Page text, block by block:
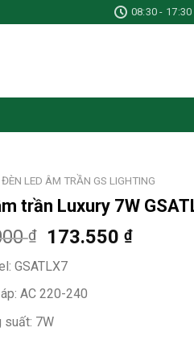
08:30 - 17:30
ĐÈN LED ÂM TRẦN GS LIGHTING
trần Luxury 7W
₫ 173.550 ₫
GSATLX7
AC 220-240
suất: 7W